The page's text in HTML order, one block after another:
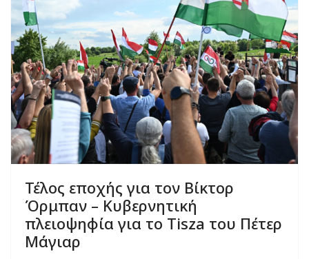
Τέλος εποχής για τον Βίκτορ
Όρμπαν – Κυβερνητική
πλειοψηφία για το Tisza του Πέτερ
Μάγιαρ